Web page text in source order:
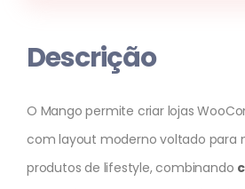
Descrição
O Mango permite criar lojas
com layout moderno voltado para
produtos de lifestyle, combinando